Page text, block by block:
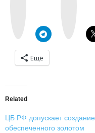
Ещё
Related
ЦБ РФ допускает создание
обеспеченного золотом